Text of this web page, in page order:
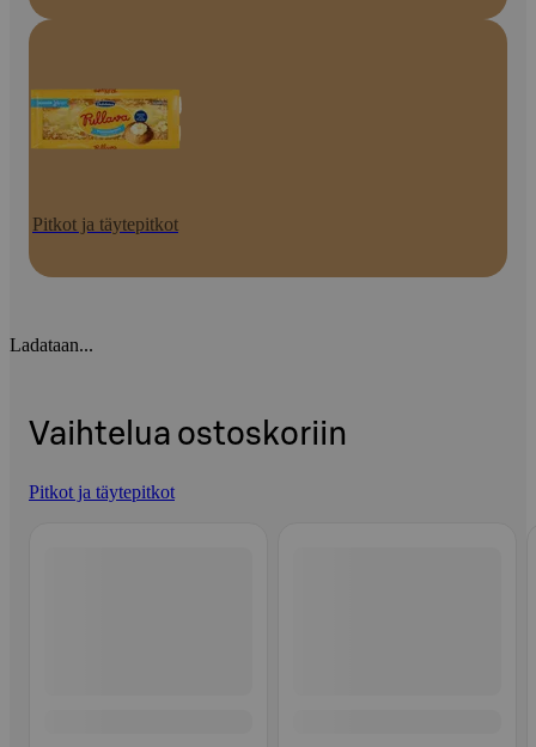
Pitkot ja täytepitkot
Ladataan...
Vaihtelua ostoskoriin
Pitkot ja täytepitkot